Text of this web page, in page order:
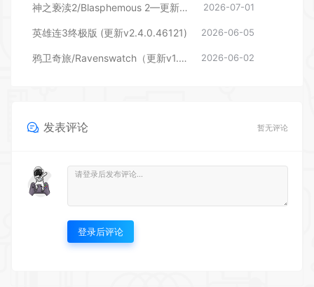
神之亵渎2/Blasphemous 2—更新v3.0.0 DLC 2026-07-01
英雄连3终极版 (更新v2.4.0.46121) 2026-06-05
鸦卫奇旅/Ravenswatch（更新v1.05.00.05—更新佣兵皮肤包DLC） 2026-06-02
发表评论 暂无评论
登录后评论